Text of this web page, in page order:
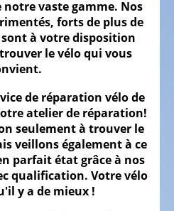
vaste gamme. Nos
forts de plus de
à votre disposition
le vélo qui vous
de réparation vélo de
atelier de réparation!
seulement à trouver le
veillons également à ce
parfait état grâce à nos
qualification. Votre vélo
y a de mieux !